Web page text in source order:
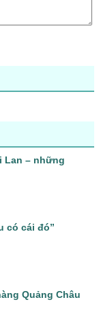
Lan – những
có cái đó”
Quảng Châu